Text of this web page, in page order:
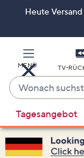
ZumHeute
MENÜ TV-
Wonach
suchst
du
heute?
Vorschläge
verfügbar
sind,
Tagesangebot